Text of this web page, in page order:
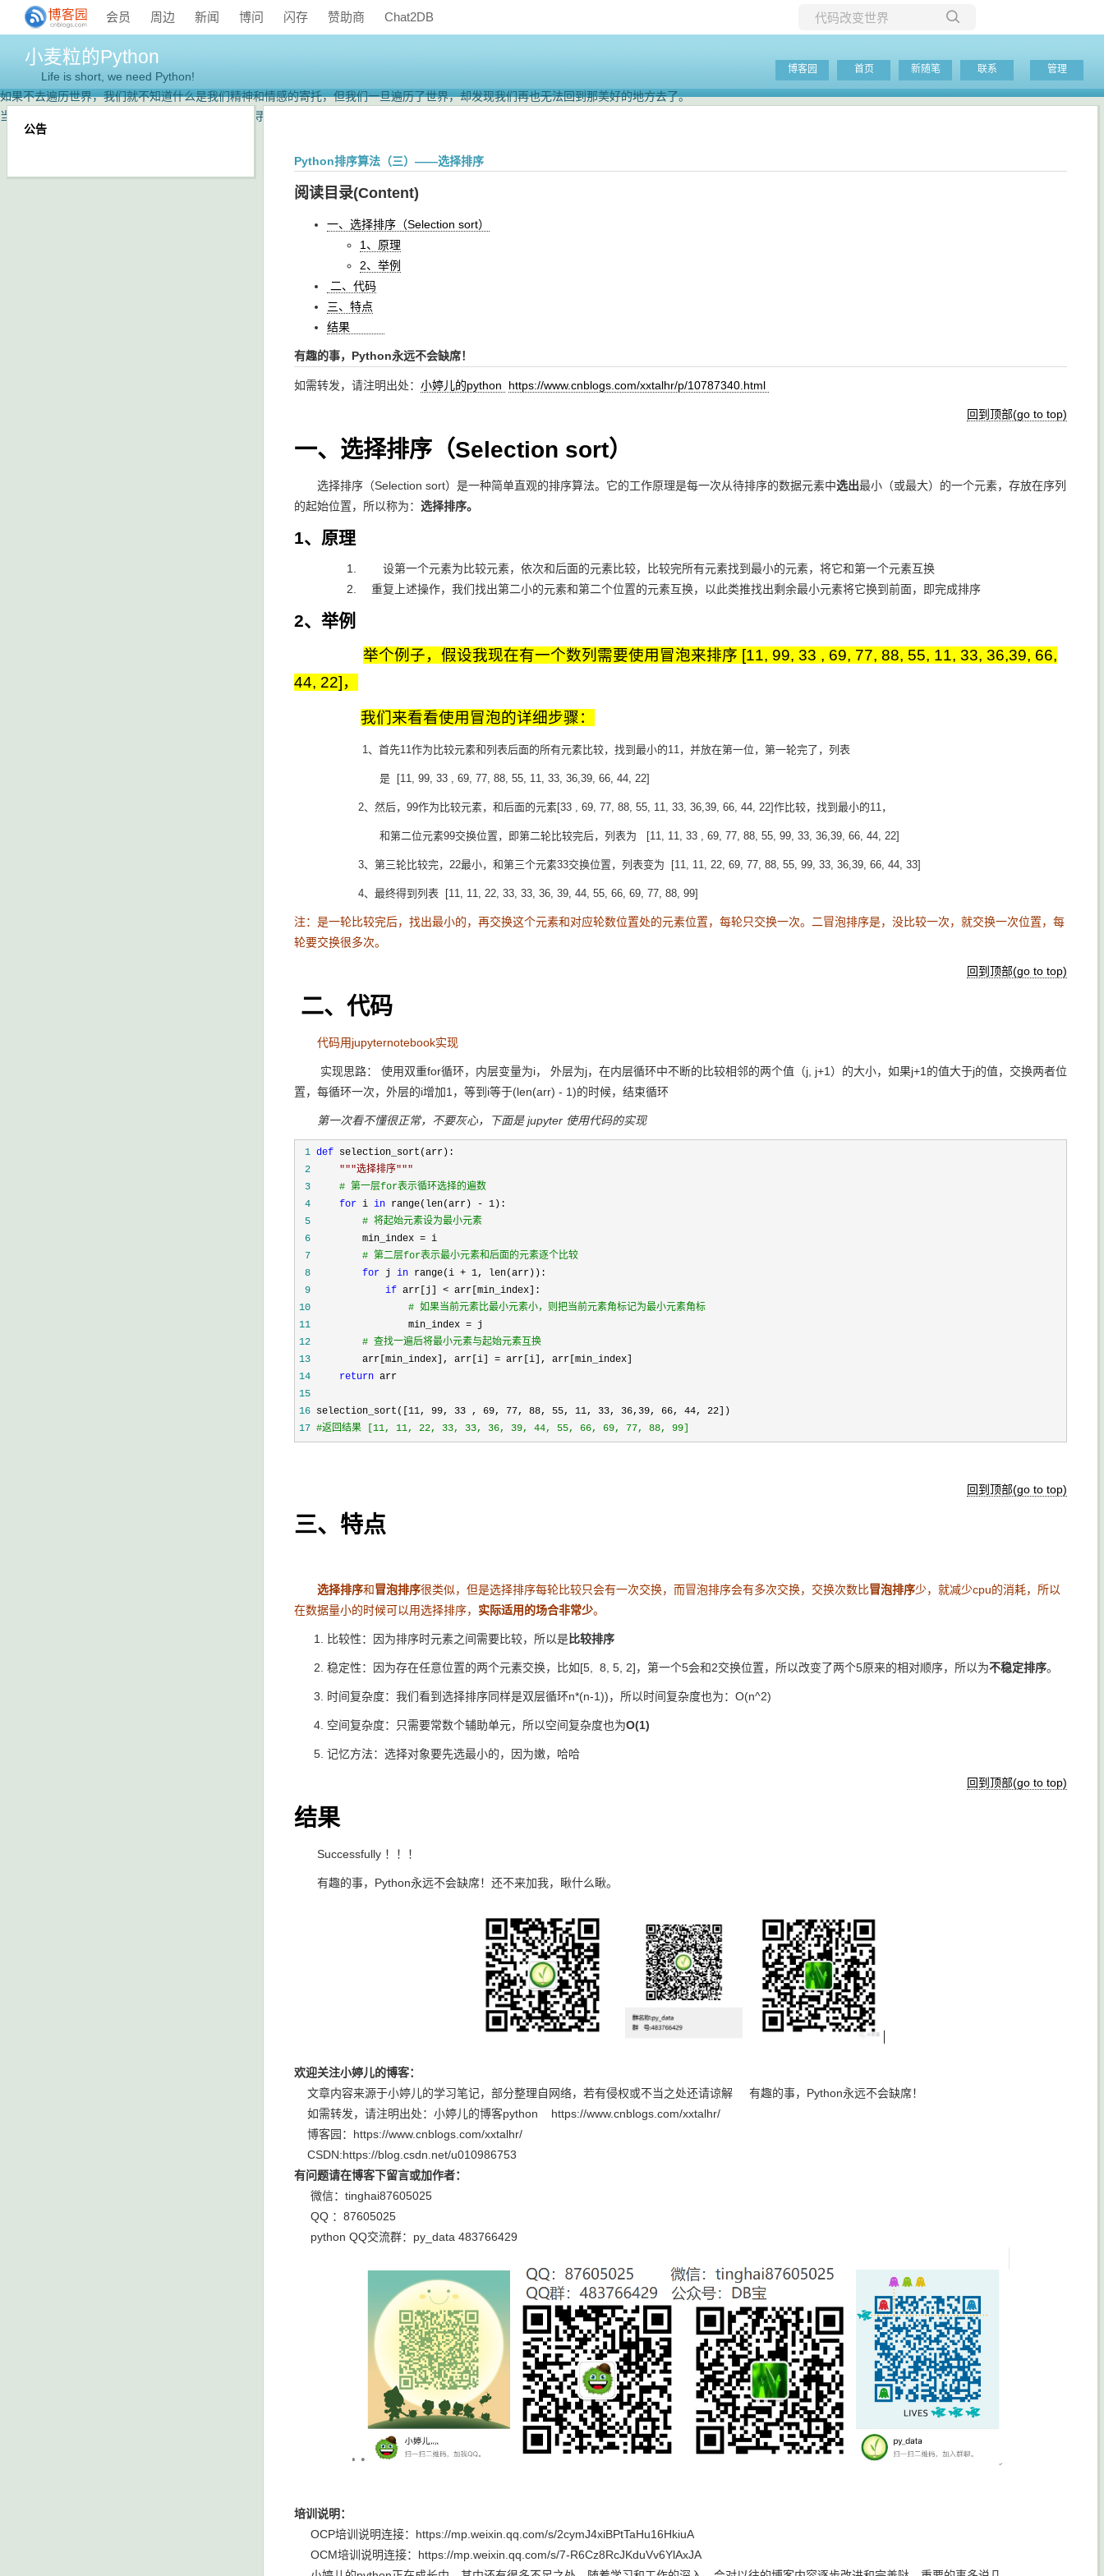
会员 周边 新闻 博问 闪存 赞助商 Chat2DB
当前博客
小麦粒的Python
Life is short, we need Python!
如果不去遍历世界，我们就不知道什么是我们精神和情感的寄托，但我们一旦遍历了世界，却发现我们再也无法回到那美好的地方去了。
当我们开始寻求，我们就已经失去，而我们不开始寻求，我们根本无法知道自己身边的一切是如此可贵！
博客园 首页 新随笔 联系 管理
Python排序算法（三）——选择排序
阅读目录(Content)
一、选择排序（Selection sort）
1、原理
2、举例
二、代码
三、特点
结果
有趣的事，Python永远不会缺席！
如需转发，请注明出处： 小婷儿的python https://www.cnblogs.com/xxtalhr/p/10787340.html
回到顶部(go to top)
一、选择排序（Selection sort）
选择排序（Selection sort）是一种简单直观的排序算法。它的工作原理是每一次从待排序的数据元素中选出最小（或最大）的一个元素，存放在序列
的起始位置，所以称为： 选择排序。
1、原理
设第一个元素为比较元素，依次和后面的元素比较，比较完所有元素找到最小的元素，将它和第一个元素互换
重复上述操作，我们找出第二小的元素和第二个位置的元素互换，以此类推找出剩余最小元素将它换到前面，即完成排序
2、举例
举个例子，假设我现在有一个数列需要使用冒泡来排序 [11, 99, 33 , 69, 77, 88, 55, 11, 33, 36,39, 66,
44, 22]，
我们来看看使用冒泡的详细步骤：
1、首先11作为比较元素和列表后面的所有元素比较，找到最小的11，并放在第一位，第一轮完了，列表
是 [11, 99, 33 , 69, 77, 88, 55, 11, 33, 36,39, 66, 44, 22]
2、然后，99作为比较元素，和后面的元素[33 , 69, 77, 88, 55, 11, 33, 36,39, 66, 44, 22]作比较，找到最小的11，
和第二位元素99交换位置，即第二轮比较完后，列表为 [11, 11, 33 , 69, 77, 88, 55, 99, 33, 36,39, 66, 44, 22]
3、第三轮比较完，22最小，和第三个元素33交换位置，列表变为 [11, 11, 22, 69, 77, 88, 55, 99, 33, 36,39, 66, 44, 33]
4、最终得到列表 [11, 11, 22, 33, 33, 36, 39, 44, 55, 66, 69, 77, 88, 99]
注：是一轮比较完后，找出最小的，再交换这个元素和对应轮数位置处的元素位置，每轮只交换一次。二冒泡排序是，没比较一次，就交换一次位置，每
轮要交换很多次。
回到顶部(go to top)
二、代码
代码用jupyternotebook实现
实现思路： 使用双重for循环，内层变量为i， 外层为j，在内层循环中不断的比较相邻的两个值（j, j+1）的大小，如果j+1的值大于j的值，交换两者位
置，每循环一次，外层的i增加1，等到i等于(len(arr) - 1)的时候，结束循环
第一次看不懂很正常，不要灰心，下面是 jupyter 使用代码的实现
1 def
2
"""选择排序"""
3
# 第一层for表示循环选择的遍数
4
for i in range(len(arr) - 1
5
# 将起始元素设为最小元素
6
         min_index =
7
# 第二层for表示最小元素和后面的元素逐个比较
8
for j in range(i + 1
9
if arr[j] <
10
# 如果当前元素比最小元素小，则把当前元素角标记为最小元素角标
11
                 min_index =
12
# 查找一遍后将最小元素与起始元素互换
13
         arr[min_index], arr[i] =
14
return
15
16 selection_sort([11, 99, 33 , 69, 77, 88, 55, 11, 33, 36,39, 66, 44, 22
17 #返回结果 [11, 11, 22, 33, 33, 36, 39, 44, 55, 66, 69, 77, 88, 99]
回到顶部(go to top)
三、特点
选择排序和冒泡排序很类似，但是选择排序每轮比较只会有一次交换，而冒泡排序会有多次交换，交换次数比冒泡排序少，就减少cpu的消耗，所以
在数据量小的时候可以用选择排序， 实际适用的场合非常少。
比较性：因为排序时元素之间需要比较，所以是比较排序
稳定性：因为存在任意位置的两个元素交换，比如[5, 8, 5, 2]，第一个5会和2交换位置，所以改变了两个5原来的相对顺序，所以为不稳定排序。
时间复杂度：我们看到选择排序同样是双层循环n*(n-1))，所以时间复杂度也为：O(n^2)
空间复杂度：只需要常数个辅助单元，所以空间复杂度也为O(1)
记忆方法：选择对象要先选最小的，因为嫩，哈哈
回到顶部(go to top)
结果
Successfully ！！！
有趣的事，Python永远不会缺席！还不来加我，瞅什么瞅。
欢迎关注小婷儿的博客：
文章内容来源于小婷儿的学习笔记，部分整理自网络，若有侵权或不当之处还请谅解 有趣的事，Python永远不会缺席！
如需转发，请注明出处：小婷儿的博客python https://www.cnblogs.com/xxtalhr/
博客园：https://www.cnblogs.com/xxtalhr/
CSDN:https://blog.csdn.net/u010986753
有问题请在博客下留言或加作者：
微信：tinghai87605025
QQ ：87605025
python QQ交流群：py_data 483766429
培训说明：
OCP培训说明连接：https://mp.weixin.qq.com/s/2cymJ4xiBPtTaHu16HkiuA
OCM培训说明连接：https://mp.weixin.qq.com/s/7-R6Cz8RcJKduVv6YlAxJA
公告